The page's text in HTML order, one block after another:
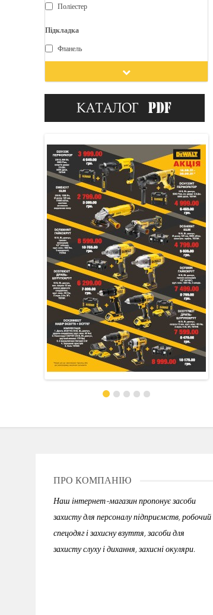
Поліестер
Підкладка
Фланель
ПРО КОМПАНІЮ
Наш інтернет-магазин пропонує засоби
захисту для персоналу підприємств, робочий
спецодяг і захисну взуття, засоби для
захисту слуху і дихання, захисні окуляри.